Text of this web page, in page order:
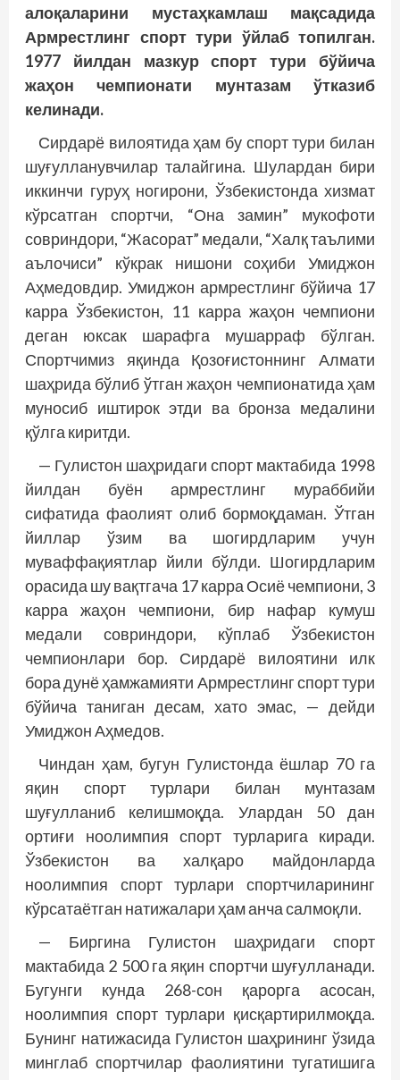
алоқаларини мустаҳкамлаш мақсадида
Армрестлинг спорт тури ўйлаб топилган.
1977 йилдан мазкур спорт тури бўйича
жаҳон чемпионати мунтазам ўтказиб
келинади.
Сирдарё вилоятида ҳам бу спорт тури билан
шуғулланувчилар талайгина. Шулардан бири
иккинчи гуруҳ ногирони, Ўзбекистонда хизмат
кўрсатган спортчи, “Она замин” мукофоти
совриндори, “Жасорат” медали, “Халқ таълими
аълочиси” кўкрак нишони соҳиби Умиджон
Аҳмедовдир. Умиджон арм­рестлинг бўйича 17
карра Ўзбекистон, 11 карра жаҳон чемпиони
деган юксак шарафга мушарраф бўлган.
Спортчимиз яқинда Қозоғистоннинг Алмати
шаҳрида бўлиб ўтган жаҳон чемпионатида ҳам
муносиб иштирок этди ва бронза медалини
қўлга киритди.
— Гулистон шаҳридаги спорт мактабида 1998
йилдан буён армрестлинг мураббийи
сифатида фаолият олиб бормоқдаман. Ўтган
йиллар ўзим ва шогирдларим учун
муваффақиятлар йили бўлди. Шогирдларим
орасида шу вақтгача 17 карра Осиё чемпиони, 3
карра жаҳон чемпиони, бир нафар кумуш
медали совриндори, кўплаб Ўзбекистон
чемпионлари бор. Сирдарё вилоятини илк
бора дунё ҳамжамияти Армрестлинг спорт тури
бўйича таниган десам, хато эмас, — дей­ди
Умиджон Аҳмедов.
Чиндан ҳам, бугун Гулистонда ёшлар 70 га
яқин спорт турлари билан мунтазам
шуғулланиб келишмоқда. Улардан 50 дан
ортиғи ноолимпия спорт турларига киради.
Ўзбекистон ва халқаро майдонларда
ноолимпия спорт турлари спортчиларининг
кўрсатаётган натижалари ҳам анча салмоқли.
— Биргина Гулистон шаҳридаги спорт
мактабида 2 500 га яқин спортчи шуғулланади.
Бугунги кунда 268-сон қарорга асосан,
ноолимпия спорт турлари қисқартирилмоқда.
Бунинг натижасида Гулистон шаҳрининг ўзида
минглаб спортчилар фаолиятини тугатишига